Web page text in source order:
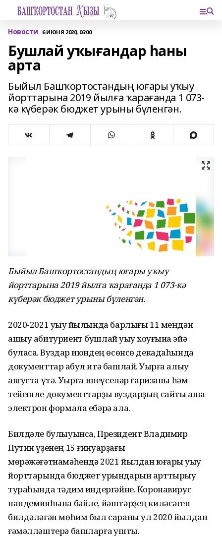
Новости 6 ИЮНЯ 2020, 06:00
Бушлай уҡығандар һаны
арта
Быйыл Башҡортостандың юғары уҡыу
йорттарына 2019 йылға ҡарағанда 1 073-
кә күберәк бюджет урыны бүленгән.
Быйыл Башҡортостандың юғары уҡыу
йорттарына 2019 йылға ҡарағанда 1 073-кә
күберәк бюджет урыны бүленгән.
2020-2021 уҡыу йылында барлығы 11 меңдән
ашыу абитуриент бушлай уҡыу хоҡуғына эйә
буласаҡ. Вуздар июндең өсөнсө декадаһында
документтар ҡабул итә башлай. Уҡырға алыу
августа үтә. Уҡырға инеүселәр ғаризаны һәм
тейешле документтарҙы вуздарҙың сайты аша
электрон формала ебәрә ала.
Билдәле булыуынса, Президент Владимир
Путин үҙенең 15 ғинуарҙағы
мөрәжәғәтнамәһендә 2021 йылдан юғары уҡыу
йорттарында бюджет урындарын арттырыу
тураһында тәҡдим индергәйне. Коронавирус
пандемияһына бәйле, йәштәрҙең киләсәген
билдәләгән мөһим был сараны ул 2020 йылдан
ғәмәлләштерә башларға ҡушты.